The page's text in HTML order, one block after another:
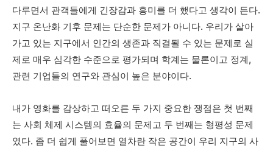
다루면서 관객들에게 긴장감과 흥미를 더 했다고 생각이 든다.
지구 온난화 기후 문제는 단순한 문제가 아니다. 우리가 살아
가고 있는 지구에서 인간의 생존과 직결될 수 있는 문제로 실
제로 매우 심각한 수준으로 평가되며 학계는 물론이고 정계,
관련 기업들의 연구와 관심이 높은 분야이다.
내가 영화를 감상하고 떠오른 두 가지 중요한 쟁점은 첫 번째
는 사회 체제 시스템의 효율의 문제고 두 번째는 형평성 문제
였다. 좀 더 쉽게 풀어보면 열차란 작은 공간이 우리 지구의 사